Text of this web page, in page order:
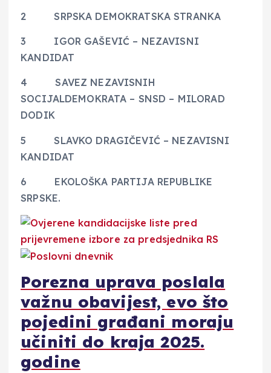
2 SRPSKA DEMOKRATSKA STRANKA
3 IGOR GAŠEVIĆ – NEZAVISNI
KANDIDAT
4 SAVEZ NEZAVISNIH
SOCIJALDEMOKRATA – SNSD – MILORAD
DODIK
5 SLAVKO DRAGIČEVIĆ – NEZAVISNI
KANDIDAT
6 EKOLOŠKA PARTIJA REPUBLIKE
SRPSKE.
Porezna uprava poslala
važnu obavijest, evo što
pojedini građani moraju
učiniti do kraja 2025.
godine